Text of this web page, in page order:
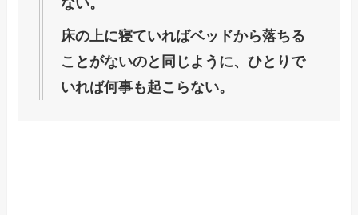
床の上に寝ていればベッドから落ちる
ことがないのと同じように、ひとりで
いれば何事も起こらない。